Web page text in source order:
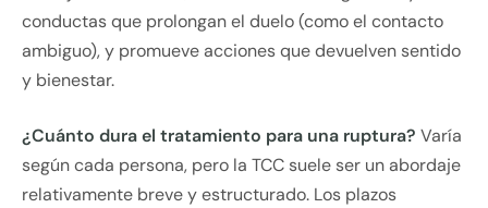
conductas que prolongan el duelo (como el contacto
ambiguo), y promueve acciones que devuelven sentido
y bienestar.
¿Cuánto dura el tratamiento para una ruptura? Varía
según cada persona, pero la TCC suele ser un abordaje
relativamente breve y estructurado. Los plazos